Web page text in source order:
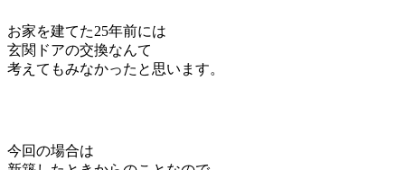
お家を建てた25年前には
玄関ドアの交換なんて
考えてもみなかったと思います。
今回の場合は